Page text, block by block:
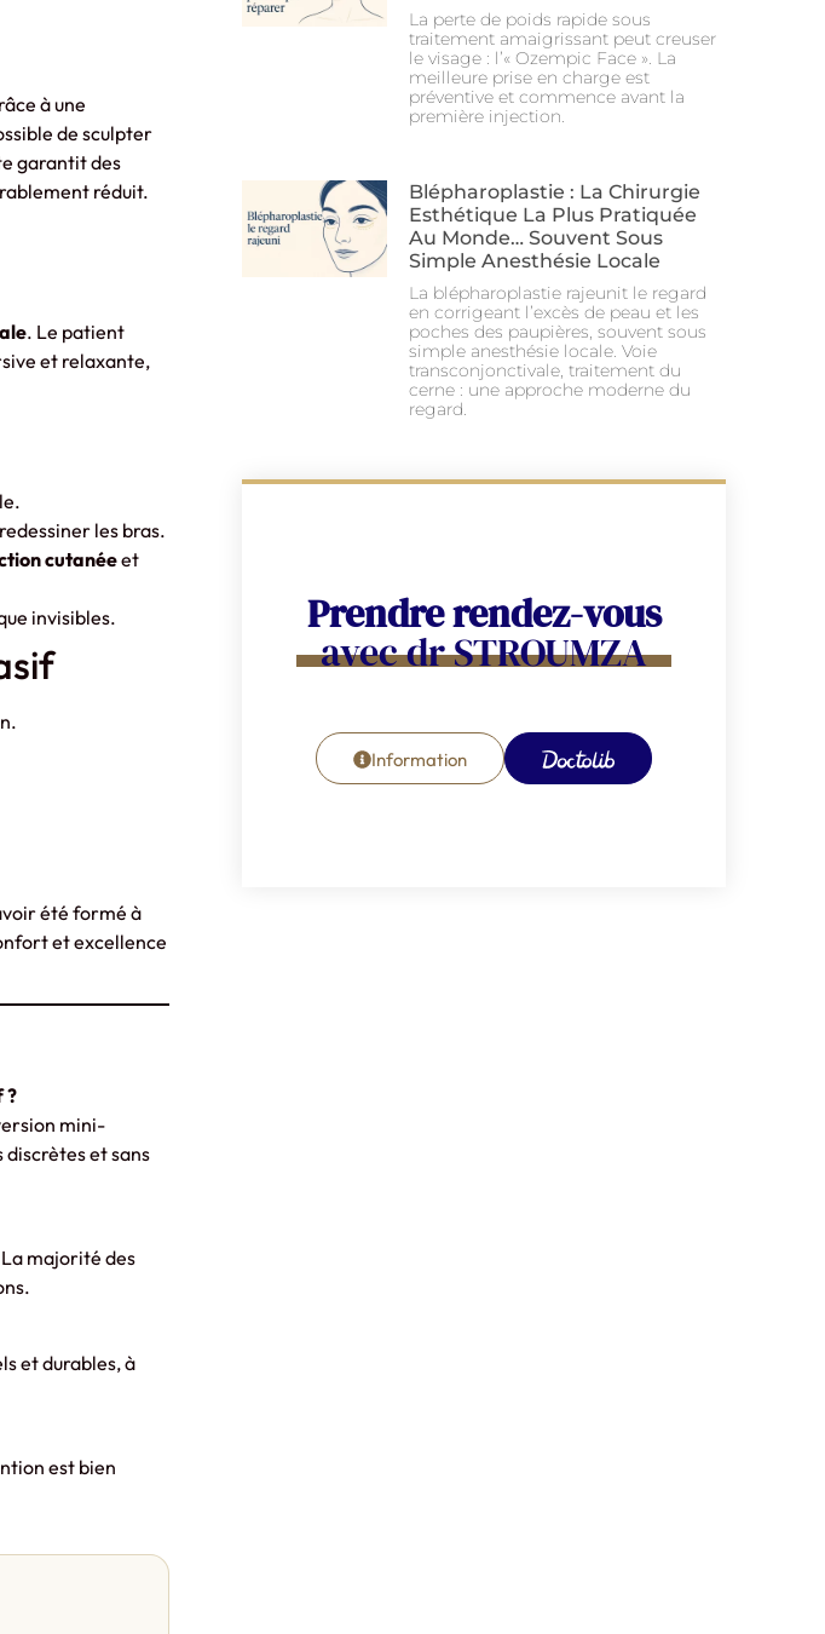
à une
de sculpter
garantit des
réduit.
. Le patient
et relaxante,
les bras.
cutanéeet
invisibles.
été formé à
et excellence
?
mini-
discrètes et sans
majorité des
et durables, à
est bien
La perte de poids rapide sous
traitement amaigrissant peut creuser
le visage : l’« Ozempic Face ». La
meilleure prise en charge est
préventive et commence avant la
première injection.
Blépharoplastie : La Chirurgie
Esthétique La Plus Pratiquée
Au Monde… Souvent Sous
Simple Anesthésie Locale
La blépharoplastie rajeunit le regard
en corrigeant l’excès de peau et les
poches des paupières, souvent sous
simple anesthésie locale. Voie
transconjonctivale, traitement du
cerne : une approche moderne du
regard.
Prendre rendez-vous
avec dr STROUMZA
Information